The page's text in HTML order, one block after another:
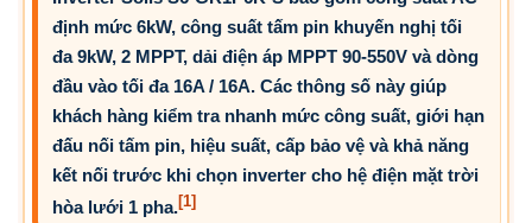
định mức 6kW, công suất tấm pin khuyến nghị tối
đa 9kW, 2 MPPT, dải điện áp MPPT 90-550V và dòng
đầu vào tối đa 16A / 16A. Các thông số này giúp
khách hàng kiểm tra nhanh mức công suất, giới hạn
đấu nối tấm pin, hiệu suất, cấp bảo vệ và khả năng
kết nối trước khi chọn inverter cho hệ điện mặt trời
hòa lưới 1 pha.[1]